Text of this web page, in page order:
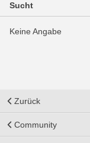
Sucht
Keine Angabe
Zurück
Community